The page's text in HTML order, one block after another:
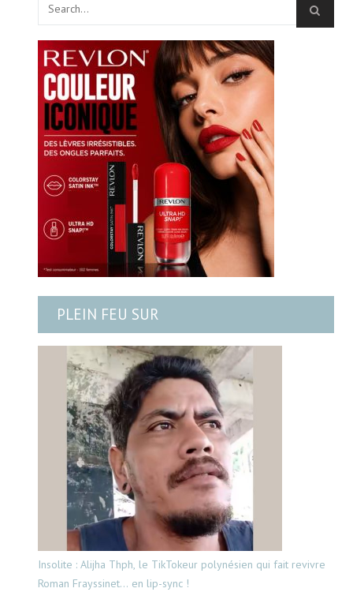
PLEIN FEU SUR
Insolite : Alijha Thph, le TikTokeur polynésien qui fait revivre
Roman Frayssinet… en lip-sync !